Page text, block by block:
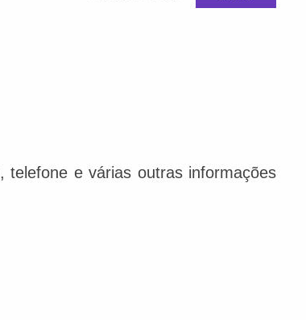
telefone e várias outras informações